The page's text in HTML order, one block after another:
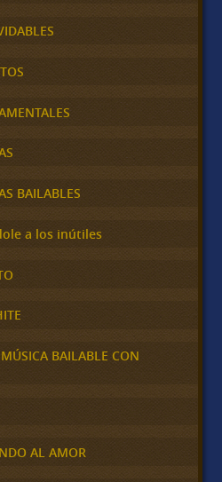
BAILABLES
a los inútiles
BAILABLE CON
AL AMOR